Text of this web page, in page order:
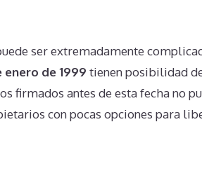
ser extremadamente
de 1999 tienen posibilidad
firmados antes de esta fecha no
con pocas opciones para